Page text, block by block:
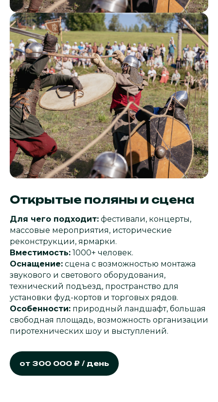
Открытые поляны и сцена
Для чего подходит: фестивали, концерты,
массовые мероприятия, исторические
реконструкции, ярмарки.
Вместимость: 1000+ человек.
Оснащение: сцена с возможностью монтажа
звукового и светового оборудования,
технический подъезд, пространство для
установки фуд-кортов и торговых рядов.
Особенности: природный ландшафт, большая
свободная площадь, возможность организации
пиротехнических шоу и выступлений.
от 300 000 ₽ / день